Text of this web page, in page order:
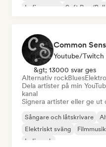
Lofi sovrum Soft Pop/
Common
Youtube/Twitch
&gt; 13000 svar ges
Alternativ rockBlues
Dela artister på min
kanal
Signera artister eller ge ut
Sångare och låtskrivare
Elektriskt sväng
Filmmusik
Indierock